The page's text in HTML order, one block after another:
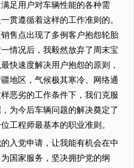
足用户对车辆性能的各种需
贯遵循着这样的工作准则的。
售点出现了多例客户抱怨轮胎
情况后，我毅然放弃了周末宝
快速度解决用户抱怨的原则，
地区，气候极其寒冷、网络通
恶劣的工作条件下，我们克服
为今后车辆问题的解决奠定了
工程师最基本的职业准则。
党申请，让我能有机会在中
国家服务，坚决拥护党的纲